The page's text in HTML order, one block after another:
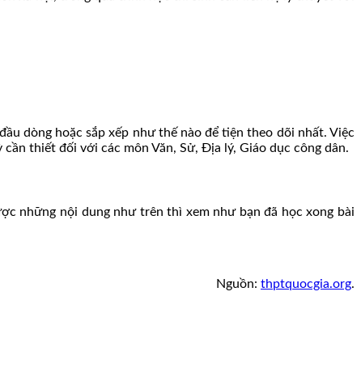
dòng hoặc sắp xếp như thế nào để tiện theo dõi nhất. Việc
thiết đối với các môn Văn, Sử, Địa lý, Giáo dục công dân.
những nội dung như trên thì xem như bạn đã học xong bài
Nguồn: thptquocgia.org.